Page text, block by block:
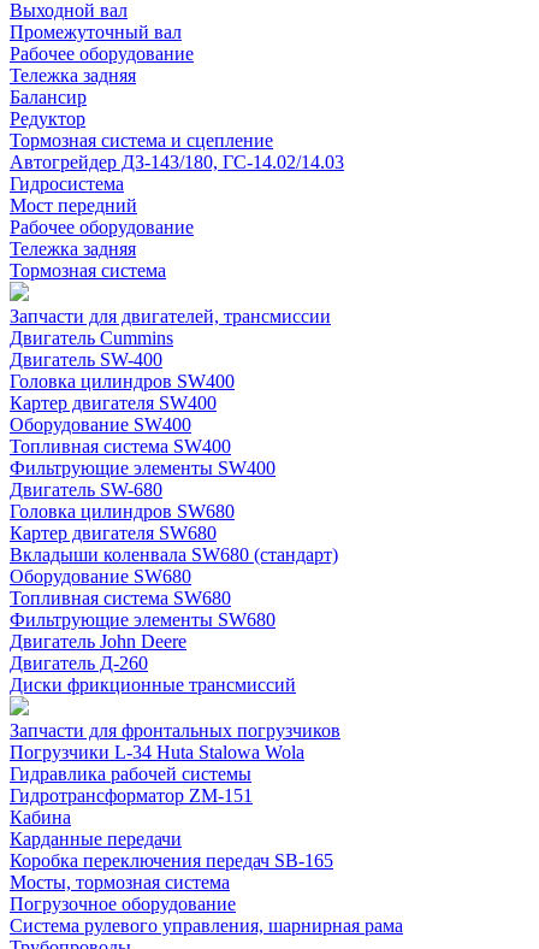
Выходной вал
Промежуточный вал
Рабочее оборудование
Тележка задняя
Балансир
Редуктор
Тормозная система и сцепление
Автогрейдер ДЗ-143/180, ГС-14.02/14.03
Гидросистема
Мост передний
Рабочее оборудование
Тележка задняя
Тормозная система
Запчасти для двигателей, трансмиссии
Двигатель Cummins
Двигатель SW-400
Головка цилиндров SW400
Картер двигателя SW400
Оборудование SW400
Топливная система SW400
Фильтрующие элементы SW400
Двигатель SW-680
Головка цилиндров SW680
Картер двигателя SW680
Вкладыши коленвала SW680 (стандарт)
Оборудование SW680
Топливная система SW680
Фильтрующие элементы SW680
Двигатель John Deere
Двигатель Д-260
Диски фрикционные трансмиссий
Запчасти для фронтальных погрузчиков
Погрузчики L-34 Huta Stalowa Wola
Гидравлика рабочей системы
Гидротрансформатор ZM-151
Кабина
Карданные передачи
Коробка переключения передач SB-165
Мосты, тормозная система
Погрузочное оборудование
Система рулевого управления, шарнирная рама